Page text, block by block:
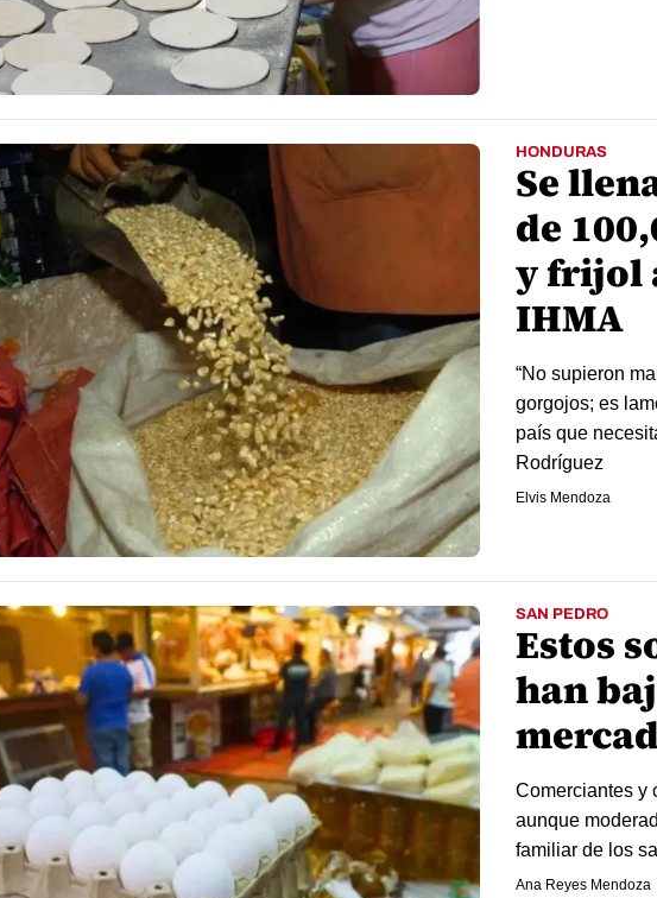
HONDURAS
Se
de
y frijol
IHMA
“No supieron
gorgojos; es
país que
Rodríguez
Elvis Mendoza
SAN PEDRO
Estos
han
Comerciantes y
aunque
familiar de los
Ana Reyes Mendoza